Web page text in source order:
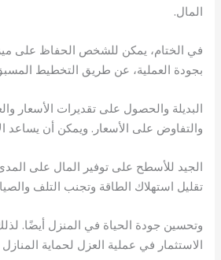
المال.
في الختام، يمكن للشخص الحفاظ على
بجودة العملية، عن طريق التخطيط
البديلة والحصول على تقديرات الأسعار
والتفاوض على الأسعار. ويمكن أن يساعد
الجيد للأسطح على توفير المال على
تقليل استهلاك الطاقة وتجنب التلف
وتحسين جودة الحياة في المنزل أيضًا.
الاستثمار في عملية العزل لحماية المنازل